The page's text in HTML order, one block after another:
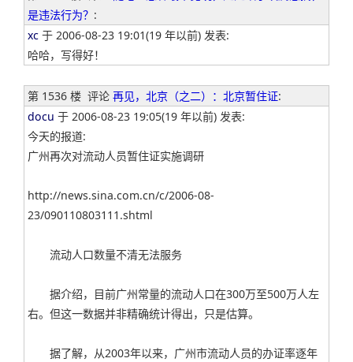
是违法行为？ :
xc 于 2006-08-23 19:01(19 年以前) 发表:
哈哈，写得好！
第 1536 楼 评论 再见，北京（之二）：北京暂住证:
docu 于 2006-08-23 19:05(19 年以前) 发表:
今天的报道:
广州再次对流动人员暂住证实施调研
http://news.sina.com.cn/c/2006-08-
23/090110803111.shtml
流动人口数量不清无法服务
据介绍，目前广州常量的流动人口在300万至500万人左
右。但这一数据并非精确统计得出，只是估算。
据了解，从2003年以来，广州市流动人员的办证率逐年